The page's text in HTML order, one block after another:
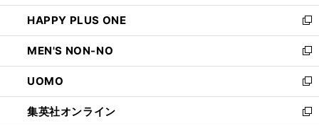
開
く
ウ
で
開
く
ン
ド
ウ
で
開
く
ウ
ィ
ン
ド
ウ
で
開
く
し
い
ウ
ィ
ン
ド
ウ
で
HAPPY PLUS ONE
新
し
い
ウ
ィ
ン
ド
MEN'S NON-NO
新
し
い
ウ
ィ
UOMO
新
し
い
集英社オンライン
新